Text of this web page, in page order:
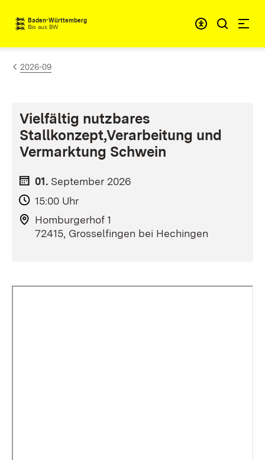
Zum Inhalt springen
Baden-Württemberg
Bio aus BW
2026-09
Vielfältig nutzbares
Stallkonzept,Verarbeitung und
Vermarktung Schwein
01. September 2026
15:00 Uhr
Homburgerhof 1
72415, Grosselfingen bei Hechingen